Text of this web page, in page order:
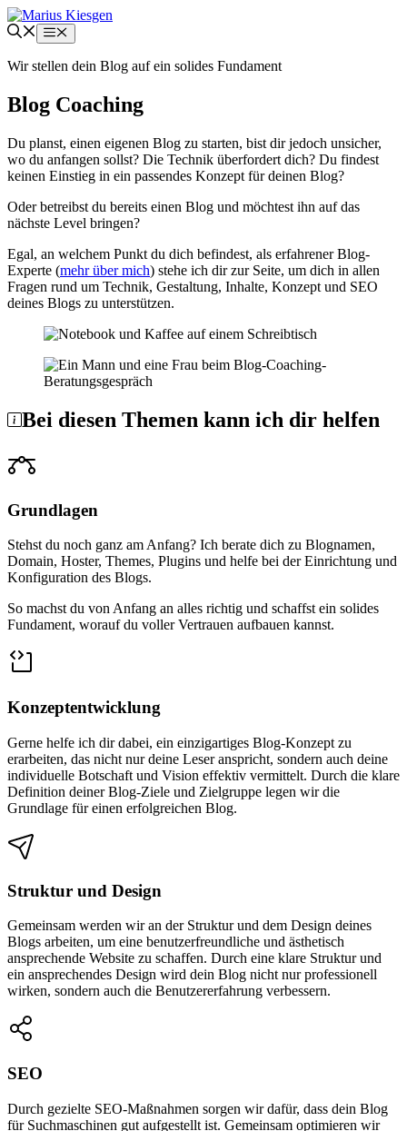
Zum
Inhalt
springen
Menü
Wir stellen dein Blog auf ein solides Fundament
Blog Coaching
Du planst, einen eigenen Blog zu starten, bist dir jedoch unsicher,
wo du anfangen sollst? Die Technik überfordert dich? Du findest
keinen Einstieg in ein passendes Konzept für deinen Blog?
Oder betreibst du bereits einen Blog und möchtest ihn auf das
nächste Level bringen?
Egal, an welchem Punkt du dich befindest, als erfahrener Blog-
Experte (mehr über mich) stehe ich dir zur Seite, um dich in allen
Fragen rund um Technik, Gestaltung, Inhalte, Konzept und SEO
deines Blogs zu unterstützen.
Bei diesen Themen kann ich dir helfen
Grundlagen
Stehst du noch ganz am Anfang? Ich berate dich zu Blognamen,
Domain, Hoster, Themes, Plugins und helfe bei der Einrichtung und
Konfiguration des Blogs.
So machst du von Anfang an alles richtig und schaffst ein solides
Fundament, worauf du voller Vertrauen aufbauen kannst.
Konzeptentwicklung
Gerne helfe ich dir dabei, ein einzigartiges Blog-Konzept zu
erarbeiten, das nicht nur deine Leser anspricht, sondern auch deine
individuelle Botschaft und Vision effektiv vermittelt. Durch die klare
Definition deiner Blog-Ziele und Zielgruppe legen wir die
Grundlage für einen erfolgreichen Blog.
Struktur und Design
Gemeinsam werden wir an der Struktur und dem Design deines
Blogs arbeiten, um eine benutzerfreundliche und ästhetisch
ansprechende Website zu schaffen. Durch eine klare Struktur und
ein ansprechendes Design wird dein Blog nicht nur professionell
wirken, sondern auch die Benutzererfahrung verbessern.
SEO
Durch gezielte SEO-Maßnahmen sorgen wir dafür, dass dein Blog
für Suchmaschinen gut aufgestellt ist. Gemeinsam optimieren wir